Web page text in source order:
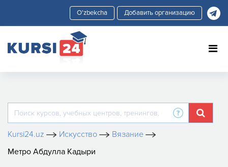
Добавить организацию
Kursi24.uz Искусство
Вязание
Метро Абдулла Кадыри